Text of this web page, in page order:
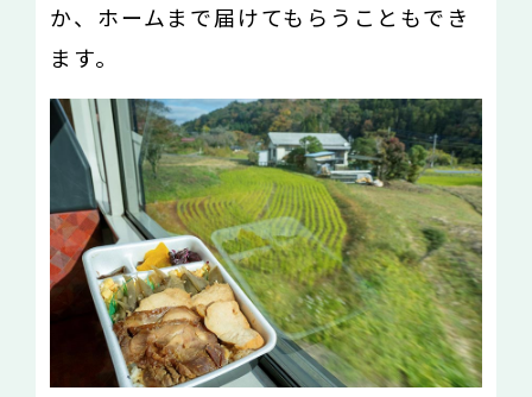
か、ホームまで届けてもらうこともでき
ます。